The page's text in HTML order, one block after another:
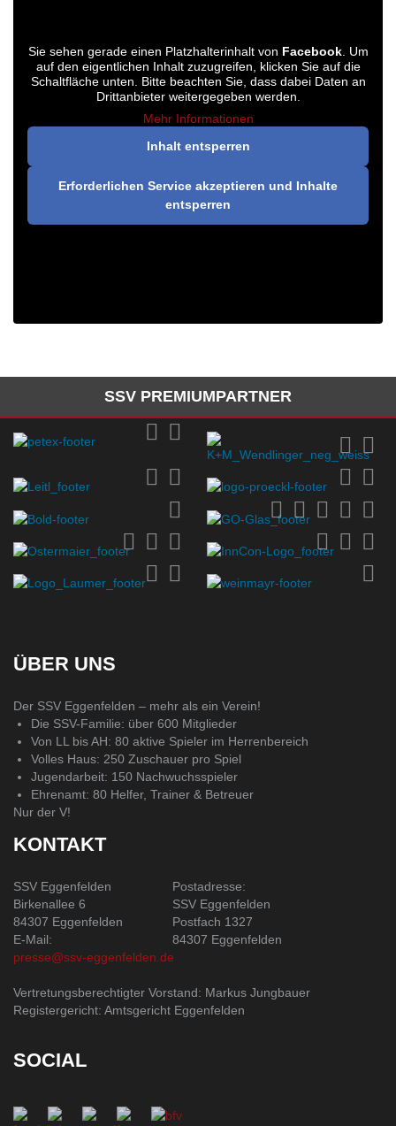
Sie sehen gerade einen Platzhalterinhalt von Facebook. Um
auf den eigentlichen Inhalt zuzugreifen, klicken Sie auf die
Schaltfläche unten. Bitte beachten Sie, dass dabei Daten an
Drittanbieter weitergegeben werden.
Mehr Informationen
Inhalt entsperren
Erforderlichen Service akzeptieren und Inhalte
entsperren
SSV PREMIUMPARTNER
ÜBER UNS
Der SSV Eggenfelden – mehr als ein Verein!
Die SSV-Familie: über 600 Mitglieder
Von LL bis AH: 80 aktive Spieler im Herrenbereich
Volles Haus: 250 Zuschauer pro Spiel
Jugendarbeit: 150 Nachwuchsspieler
Ehrenamt: 80 Helfer, Trainer & Betreuer
Nur der V!
KONTAKT
SSV Eggenfelden
Birkenallee 6
84307 Eggenfelden
E-Mail:
presse@ssv-eggenfelden.de
Postadresse:
SSV Eggenfelden
Postfach 1327
84307 Eggenfelden
Vertretungsberechtigter Vorstand: Markus Jungbauer
Registergericht: Amtsgericht Eggenfelden
SOCIAL